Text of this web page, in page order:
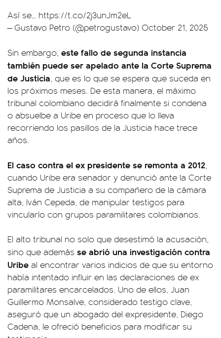
Así se… https://t.co/2j3unJm2eL
— Gustavo Petro (@petrogustavo) October 21, 2025
Sin embargo, este fallo de segunda instancia
también puede ser apelado ante la Corte Suprema
de Justicia, que es lo que se espera que suceda en
los próximos meses. De esta manera, el máximo
tribunal colombiano decidirá finalmente si condena
o absuelbe a Uribe en proceso que lo lleva
recorriendo los pasillos de la Justicia hace trece
años.
El caso contra el ex presidente se remonta a 2012,
cuando Uribe era senador y denunció ante la Corte
Suprema de Justicia a su compañero de la cámara
alta, Iván Cepeda, de manipular testigos para
vincularlo con grupos paramilitares colombianos.
El alto tribunal no solo que desestimó la acusación,
sino que además se abrió una investigación contra
Uribe al encontrar varios indicios de que su entorno
había intentado influir en las declaraciones de ex
paramilitares encarcelados. Uno de ellos, Juan
Guillermo Monsalve, considerado testigo clave,
aseguró que un abogado del expresidente, Diego
Cadena, le ofreció beneficios para modificar su